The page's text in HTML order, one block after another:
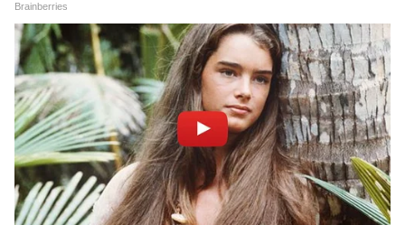
पर मनोरंजन बीट पर काम कर रही हैं। इससे पहले राखी देशबुंध, दैनिक
सांध्य प्रकाश, दैनिक अग्निबाण, नवभारत समाचार पत्र, दैनिक भास्कर
समाचार पत्र, पीपुल्स समाचार पत्र, स्टार समाचर पत्र, दैनिक भास्कर
डिजीटल में काम कर चुकी हैं। कला और संस्कृति के क्षेत्र में रिपोर्टिंग का
अनुभव।
जीवनशैली समाचार (Jeevanshaili Samachar) गार्डनिंग न्यूज
Follow Us
Gardening Tips & Ideas in Hindi: Discover
expert gardening tips, plant care guides,
home garden ideas, seasonal plants, balcony
gardening, and easy DIY methods to grow a